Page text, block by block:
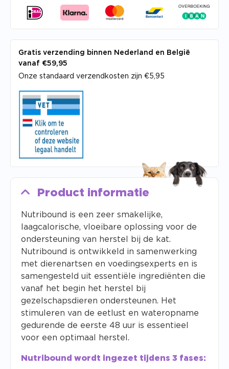
Gratis verzending binnen Nederland en België
vanaf €59,95
Onze standaard verzendkosten zijn €5,95
Product informatie
Nutribound is een zeer smakelijke,
laagcalorische, vloeibare oplossing voor de
ondersteuning van herstel bij de kat.
Nutribound is ontwikkeld in samenwerking
met dierenartsen en voedingsexperts en is
samengesteld uit essentiële ingrediënten die
vanaf het begin het herstel bij
gezelschapsdieren ondersteunen. Het
stimuleren van de eetlust en wateropname
gedurende de eerste 48 uur is essentieel
voor een optimaal herstel.
Nutribound wordt ingezet tijdens 3 fases: